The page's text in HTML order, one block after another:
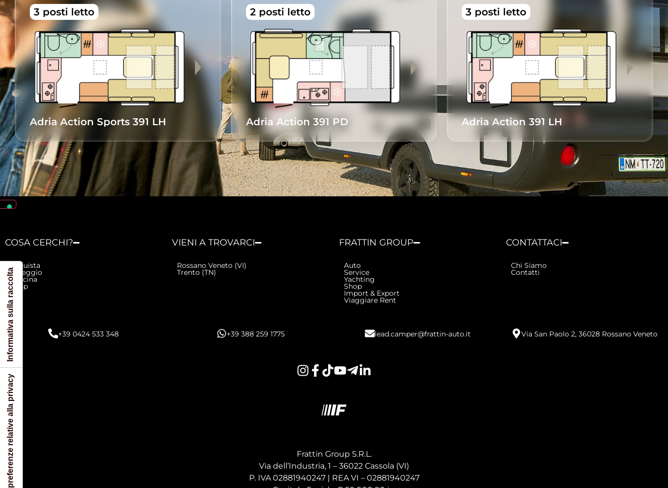
3 posti letto
Adria Action Sports 391 LH
2 posti letto
Adria Action 391 PD
3 posti letto
Adria Action 391 LH
COSA CERCHI?
Acquista
Noleggio
Officina
Shop
VIENI A TROVARCI
Rossano Veneto (VI)
Trento (TN)
FRATTIN GROUP
Auto
Service
Yachting
Shop
Import & Export
Viaggiare Rent
CONTATTACI
Chi Siamo
Contatti
+39 0424 533 348 +39 388 259 1775 lead.camper@frattin-auto.it Via San Paolo 2, 36028 Rossano Veneto
Frattin Group S.R.L.
Via dell’Industria, 1 – 36022 Cassola (VI)
P. IVA 02881940247 | REA VI – 02881940247
Le tue preferenze relative alla privacy
Informativa sulla raccolta